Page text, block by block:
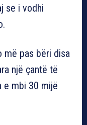
se i vodhi
më pas bëri disa
një çantë të
mbi 30 mijë